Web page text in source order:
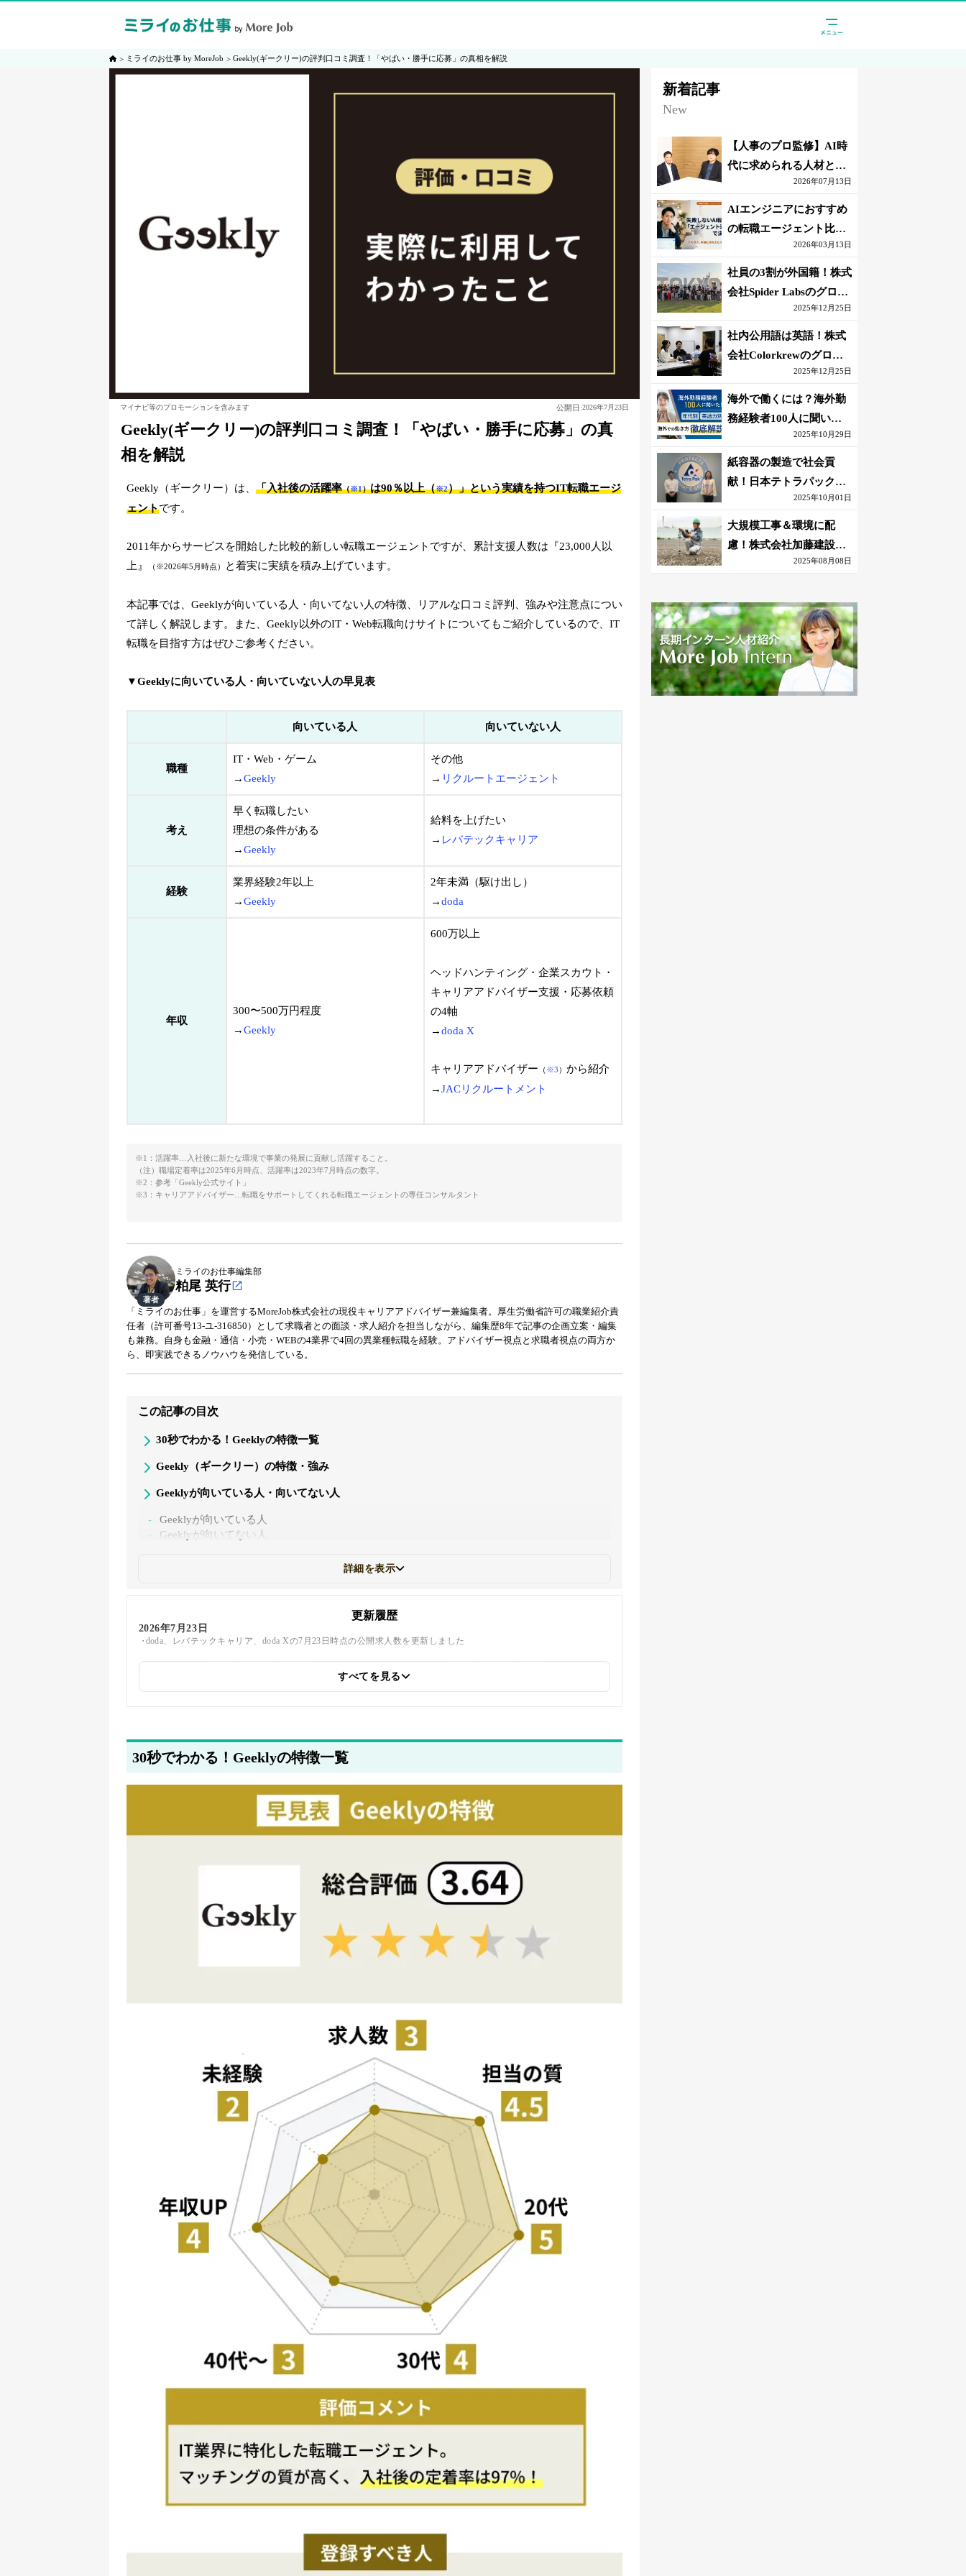
ミライのお仕事 by MoreJob Geekly(ギークリー)の評判口コミ調査！「やばい・勝手に応募」の真相を解説
マイナビ等のプロモーションを含みます 公開日:2026年7月23日
Geekly(ギークリー)の評判口コミ調査！「やばい・勝手に応募」の真
相を解説
Geekly（ギークリー）は、 「入社後の活躍率（※1）は90％以上（※2）」という実績を持つIT転職エージ
ェントです。
2011年からサービスを開始した比較的新しい転職エージェントですが、累計支援人数は『23,000人以
上』
（※2026年5月時点） と着実に実績を積み上げています。
本記事では、Geeklyが向いている人・向いてない人の特徴、リアルな口コミ評判、強みや注意点につい
て詳しく解説します。また、Geekly以外のIT・Web転職向けサイトについてもご紹介しているので、IT
転職を目指す方はぜひご参考ください。
▼Geeklyに向いている人・向いていない人の早見表
向いている人 向いていない人
職種
IT・Web・ゲーム
→Geekly
その他
→ リクルートエージェント
考え
早く転職したい
理想の条件がある
→Geekly
給料を上げたい
→ レバテックキャリア
経験
業界経験2年以上
→Geekly
2年未満（駆け出し）
→doda
年収
300〜500万円程度
→Geekly
600万以上
ヘッドハンティング・企業スカウト・
キャリアアドバイザー支援・応募依頼
の4軸
→doda X
キャリアアドバイザー （※3） から紹介
→JACリクルートメント
※1：活躍率…入社後に新たな環境で事業の発展に貢献し活躍すること。
（注）職場定着率は2025年6月時点、活躍率は2023年7月時点の数字。
※2：参考「Geekly公式サイト 」
※3：キャリアアドバイザー…転職をサポートしてくれる転職エージェントの専任コンサルタント
著者
ミライのお仕事編集部
粕尾 英行
「ミライのお仕事」を運営するMoreJob株式会社の現役キャリアアドバイザー兼編集者。厚生労働省許可の職業紹介責
任者（許可番号13-ユ-316850）として求職者との面談・求人紹介を担当しながら、編集歴8年で記事の企画立案・編集
も兼務。自身も金融・通信・小売・WEBの4業界で4回の異業種転職を経験。アドバイザー視点と求職者視点の両方か
ら、即実践できるノウハウを発信している。
この記事の目次
30秒でわかる！Geeklyの特徴一覧
Geekly（ギークリー）の特徴・強み
Geeklyが向いている人・向いてない人
Geeklyが向いている人
Geeklyが向いてない人
詳細を表示
更新履歴
2026年7月23日
doda、レバテックキャリア、doda Xの7月23日時点の公開求人数を更新しました
ユーザビリティを考慮して、IT転職エージェントの比較ランキングへのリンクを追加しました
doda、レバテックキャリア、doda X、Geeklyの3月25日時点の公開求人数を更新しました
2026年3月23日
doda、レバテックキャリア、doda X、Geeklyの3月23日時点の公開求人数を更新しました
doda、レバテックキャリア、doda X、Geeklyの3月19日時点の公開求人数を更新しました
doda、レバテックキャリア、doda X、Geeklyの3月16日時点の公開求人数を更新しました
2026年3月12日
doda、レバテックキャリア、doda X、Geeklyの3月12日時点の公開求人数を更新しました
doda、レバテックキャリア、doda X、Geeklyの3月9日時点の公開求人数を更新しました
3月5日時点の公開求人数を更新しました
すべてを見る
30秒でわかる！Geeklyの特徴一覧
新着記事
New
【人事のプロ監修】AI時
代に求められる人材と
は？「代替されない人」
の条件
2026年07月13日
AIエンジニアにおすすめ
の転職エージェント比較
｜失敗しない選び方【採
点表つき】
2026年03月13日
社員の3割が外国籍！株式
会社Spider Labsのグロー
2025年12月25日
社内公用語は英語！株式
会社Colorkrewのグロー
バルかつ若手が輝く環境
2025年12月25日
海外で働くには？海外勤
務経験者100人に聞いた
おすすめ職種｜英語話せ
ないOK求人はある？
2025年10月29日
紙容器の製造で社会貢
献！日本テトラパック株
式会社のグローバルな環
境
2025年10月01日
大規模工事＆環境に配
慮！株式会社加藤建設の
若手が語る現場監督の働
2025年08月08日